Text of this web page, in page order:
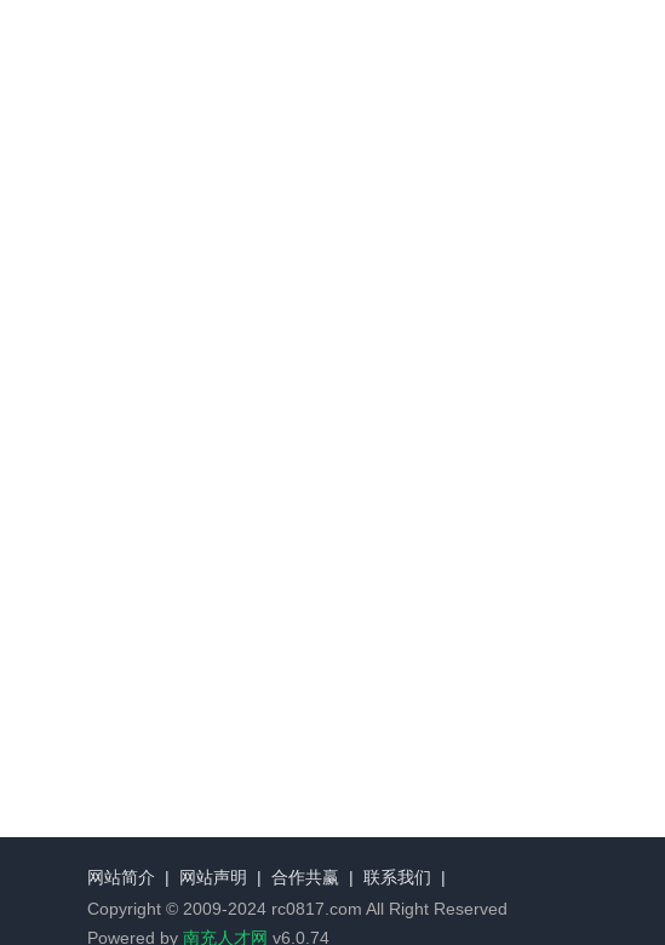
网站简介 | 网站声明 | 合作共赢 | 联系我们
|
Copyright © 2009-2024 rc0817.com All Right Reserved
Powered by 南充人才网 v6.0.74